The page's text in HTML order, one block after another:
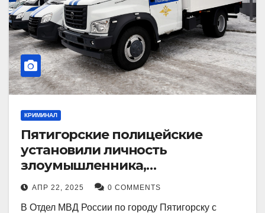
КРИМИНАЛ
Пятигорские полицейские
установили личность
злоумышленника,
причинившего телесные
повреждения местному жителю
АПР 22, 2025 0 COMMENTS
В Отдел МВД России по городу Пятигорску с